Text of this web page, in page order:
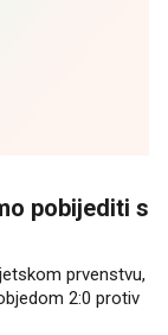
pobijediti s
prvenstvu,
2:0 protiv